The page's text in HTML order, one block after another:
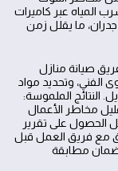
المياه عبر كاميرات
ما يقلل زمن
صيانة منازل
وتحديد مواد
النتائج الملموسة:
مخاطر الأعمال
الحصول على تقرير
مع فريق العمل قبل
لضمان مطابقة